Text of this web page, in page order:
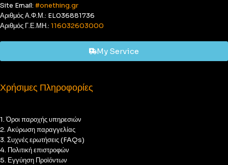
Site Email: #onething.gr
Αριθμός Α.Φ.Μ.: EL036881736
Αριθμός Γ.Ε.ΜΗ.: 116032603000
My Service
Χρήσιμες Πληροφορίες
1. Όροι παροχής υπηρεσιών
2. Ακύρωση παραγγελίας
3. Συχνές ερωτήσεις (FAQs)
4. Πολιτική επιστροφών
5. Εγγύηση Προϊόντων